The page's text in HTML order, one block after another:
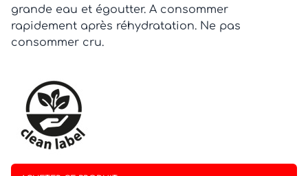
grande eau et égoutter. A consommer
rapidement après réhydratation. Ne pas
consommer cru.